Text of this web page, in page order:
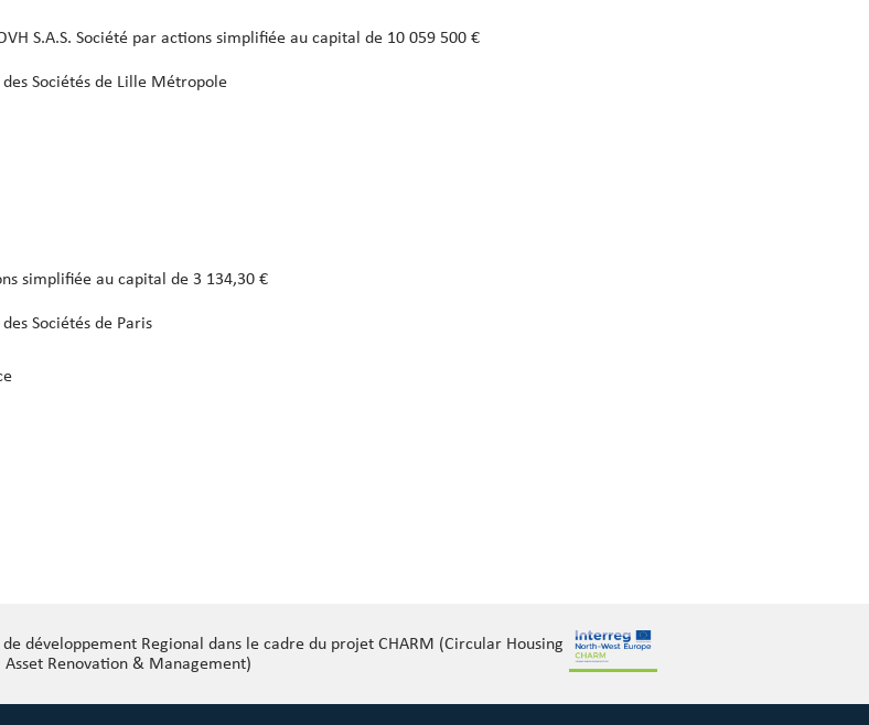
S.A.S. Société par actions simplifiée au capital de 10 059 500 €
Sociétés de Lille Métropole
simplifiée au capital de 3 134,30 €
Sociétés de Paris
développement Regional dans le cadre du projet CHARM (Circular Housing
Asset Renovation & Management)